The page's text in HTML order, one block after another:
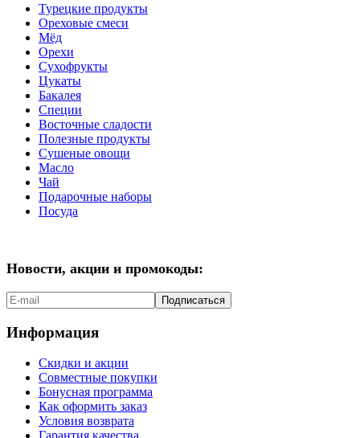
Турецкие продукты
Ореховые смеси
Мёд
Орехи
Сухофрукты
Цукаты
Бакалея
Специи
Восточные сладости
Полезные продукты
Сушеные овощи
Масло
Чай
Подарочные наборы
Посуда
Новости, акции и промокоды:
Подписаться
Информация
Скидки и акции
Совместные покупки
Бонусная программа
Как оформить заказ
Условия возврата